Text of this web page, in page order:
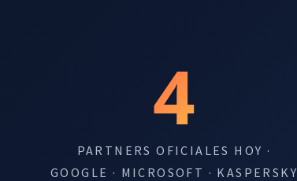
4
PARTNERS OFICIALES HOY ·
GOOGLE · MICROSOFT · KASPERSKY